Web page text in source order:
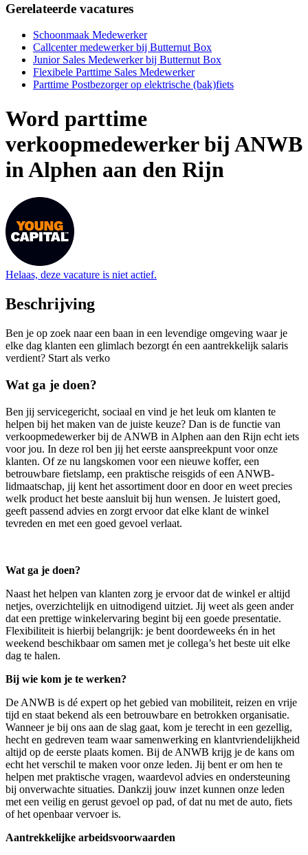
Gerelateerde vacatures
Schoonmaak Medewerker
Callcenter medewerker bij Butternut Box
Junior Sales Medewerker bij Butternut Box
Flexibele Parttime Sales Medewerker
Parttime Postbezorger op elektrische (bak)fiets
Word parttime
verkoopmedewerker bij ANWB
in Alphen aan den Rijn
Helaas, deze vacature is niet actief.
Beschrijving
Ben je op zoek naar een baan in een levendige omgeving waar je
elke dag klanten een glimlach bezorgt én een aantrekkelijk salaris
verdient? Start als verko
Wat ga je doen?
Ben jij servicegericht, sociaal en vind je het leuk om klanten te
helpen bij het maken van de juiste keuze? Dan is de functie van
verkoopmedewerker bij de ANWB in Alphen aan den Rijn echt iets
voor jou. In deze rol ben jij het eerste aanspreekpunt voor onze
klanten. Of ze nu langskomen voor een nieuwe koffer, een
betrouwbare fietslamp, een praktische reisgids of een ANWB-
lidmaatschap, jij kent het assortiment door en door en weet precies
welk product het beste aansluit bij hun wensen. Je luistert goed,
geeft passend advies en zorgt ervoor dat elke klant de winkel
tevreden en met een goed gevoel verlaat.
Wat ga je doen?
Naast het helpen van klanten zorg je ervoor dat de winkel er altijd
netjes, overzichtelijk en uitnodigend uitziet. Jij weet als geen ander
dat een prettige winkelervaring begint bij een goede presentatie.
Flexibiliteit is hierbij belangrijk: je bent doordeweeks én in het
weekend beschikbaar om samen met je collega’s het beste uit elke
dag te halen.
Bij wie kom je te werken?
De ANWB is dé expert op het gebied van mobiliteit, reizen en vrije
tijd en staat bekend als een betrouwbare en betrokken organisatie.
Wanneer je bij ons aan de slag gaat, kom je terecht in een gezellig,
hecht en gedreven team waar samenwerking en klantvriendelijkheid
altijd op de eerste plaats komen. Bij de ANWB krijg je de kans om
echt het verschil te maken voor onze leden. Jij bent er om hen te
helpen met praktische vragen, waardevol advies en ondersteuning
bij onverwachte situaties. Dankzij jouw inzet kunnen onze leden
met een veilig en gerust gevoel op pad, of dat nu met de auto, fiets
of het openbaar vervoer is.
Aantrekkelijke arbeidsvoorwaarden